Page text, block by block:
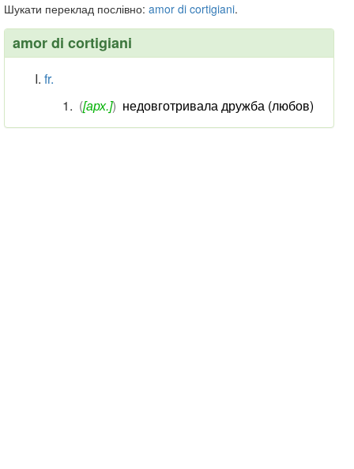
Шукати переклад послівно: amor di cortigiani.
amor di cortigiani
fr.
([арх.]) недовготривала дружба (любов)